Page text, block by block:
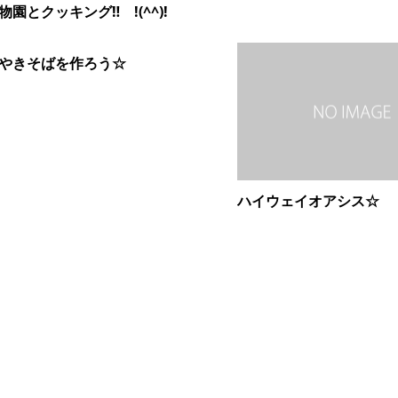
園とクッキング‼ !(^^)!
きそばを作ろう☆
ハイウェイオアシス☆